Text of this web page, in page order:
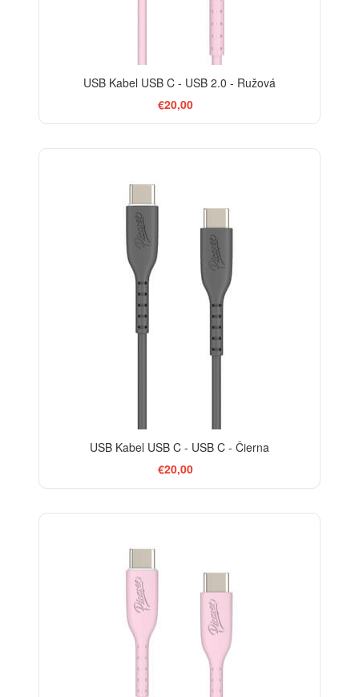
USB Kabel USB C - USB 2.0 - Ružová
€20,00
USB Kabel USB C - USB C - Čierna
€20,00